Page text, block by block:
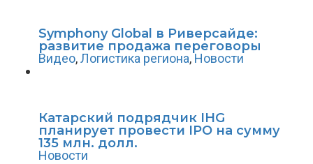
Symphony Global в Риверсайде:
развитие продажа переговоры
Видео,Логистика региона,Новости
Катарский подрядчик IHG
планирует провести IPO на сумму
135 млн. долл.
Новости